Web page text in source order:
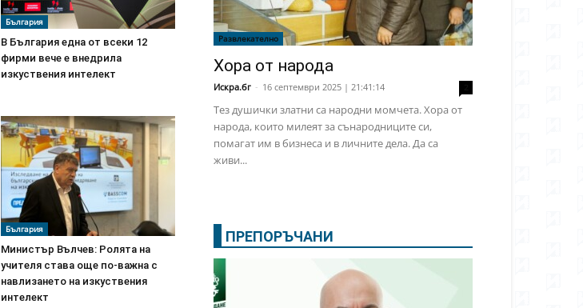
България
В България една от всеки 12
фирми вече е внедрила
изкуствения интелект
България
Министър Вълчев: Ролята на
учителя става още по-важна с
навлизането на изкуствения
интелект
Развлекателно
Хора от народа
Искра.бг - 16 септември 2025 | 21:41:14
Тез душички златни са народни момчета. Хора от
народа, които милеят за сънародниците си,
помагат им в бизнеса и в личните дела. Да са
живи...
ПРЕПОРЪЧАНИ